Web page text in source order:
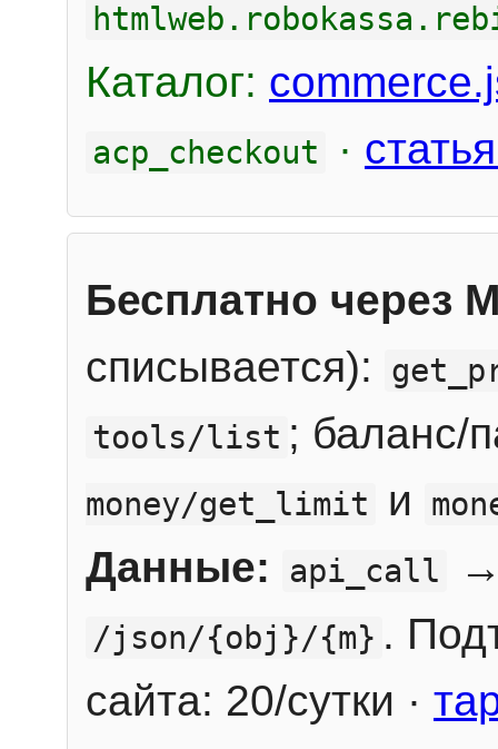
Каталог:
acp_checkout ·
Бесплатно через
списывается):
tools/list ; баланс/
money/get_limit и
Данные: api_call
/json/{obj}/{m} .
сайта: 20/сутки ·